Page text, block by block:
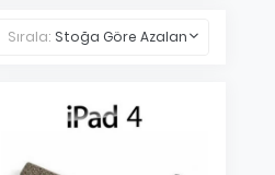
Sırala: Stoğa Göre Azalan